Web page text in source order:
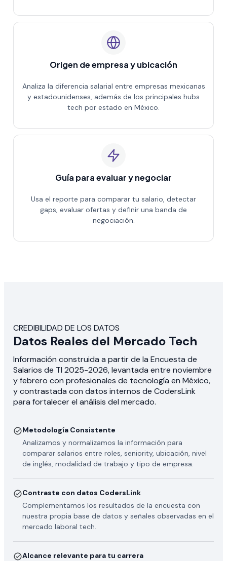
Origen de empresa y ubicación
Analiza la diferencia salarial entre empresas mexicanas
y estadounidenses, además de los principales hubs
tech por estado en México.
Guía para evaluar y negociar
Usa el reporte para comparar tu salario, detectar
gaps, evaluar ofertas y definir una banda de
negociación.
CREDIBILIDAD DE LOS DATOS
Datos Reales del Mercado Tech
Información construida a partir de la Encuesta de
Salarios de TI 2025-2026, levantada entre noviembre
y febrero con profesionales de tecnología en México,
y contrastada con datos internos de CodersLink
para fortalecer el análisis del mercado.
Metodología Consistente
Analizamos y normalizamos la información para
comparar salarios entre roles, seniority, ubicación, nivel
de inglés, modalidad de trabajo y tipo de empresa.
Contraste con datos CodersLink
Complementamos los resultados de la encuesta con
nuestra propia base de datos y señales observadas en el
mercado laboral tech.
Alcance relevante para tu carrera